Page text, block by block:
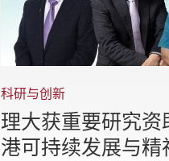
科研与创新
理大获重要研究资
港可持续发展与精